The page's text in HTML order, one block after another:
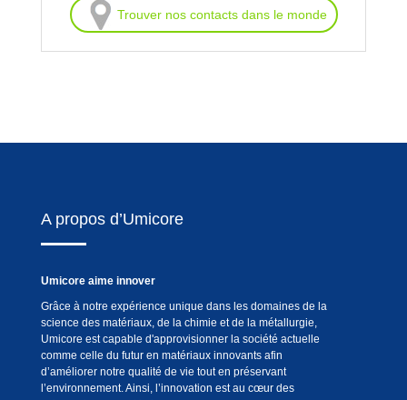
Trouver nos contacts dans le monde
A propos d’Umicore
Umicore aime innover
Grâce à notre expérience unique dans les domaines de la
science des matériaux, de la chimie et de la métallurgie,
Umicore est capable d'approvisionner la société actuelle
comme celle du futur en matériaux innovants afin
d’améliorer notre qualité de vie tout en préservant
l’environnement. Ainsi, l’innovation est au cœur des